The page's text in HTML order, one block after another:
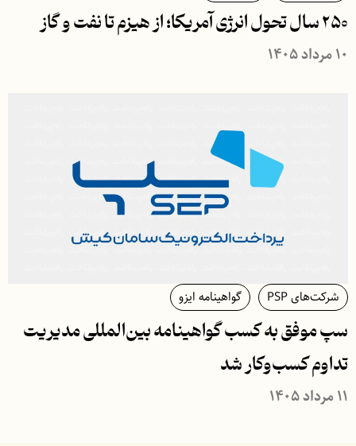
۲۵۰ سال تحول انرژی آمریکا؛ از هیزم تا نفت و گاز
۱۰ مرداد ۱۴۰۵
شرکت‌های PSP گواهینامه ایزو
سپ موفق به کسب گواهینامه بین‌المللی مدیریت
تداوم کسب‌و‌کار شد
۱۱ مرداد ۱۴۰۵